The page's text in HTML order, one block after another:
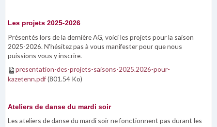
Les projets 2025-2026
Présentés lors de la dernière AG, voici les projets pour la saison
2025-2026. N'hésitez pas à vous manifester pour que nous
puissions vous y inscrire.
presentation-des-projets-saisons-2025.2026-pour-
kazetenn.pdf(801.54 Ko)
Ateliers de danse du mardi soir
Les ateliers de danse du mardi soir ne fonctionnent pas durant les